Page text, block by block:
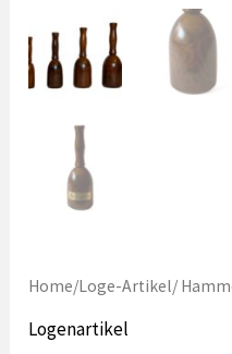
Home/Loge-Artikel/
Logenartikel